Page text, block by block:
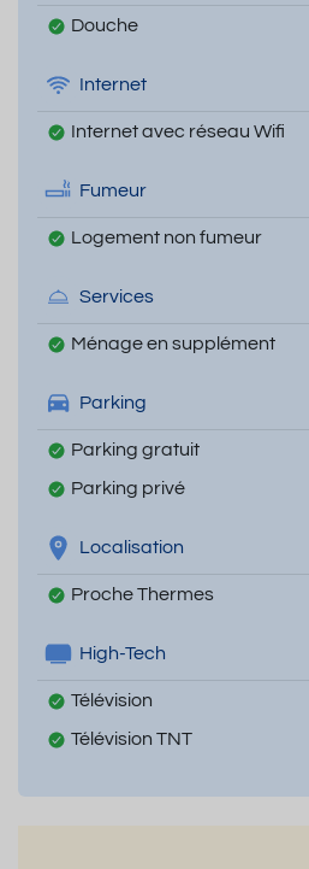
Douche
Internet
Internet avec réseau Wifi
Fumeur
Logement non fumeur
Services
Ménage en supplément
Parking
Parking gratuit
Parking privé
Localisation
Proche Thermes
High-Tech
Télévision
Télévision TNT